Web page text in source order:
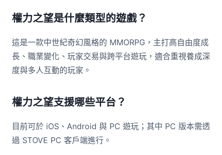
權力之望是什麼類型的遊戲？
這是一款中世紀奇幻風格的 MMORPG，主打高自由度成
長、職業變化、玩家交易與跨平台遊玩，適合重視養成深
度與多人互動的玩家。
權力之望支援哪些平台？
目前可於 iOS、Android 與 PC 遊玩；其中 PC 版本需透
過 STOVE PC 客戶端進行。